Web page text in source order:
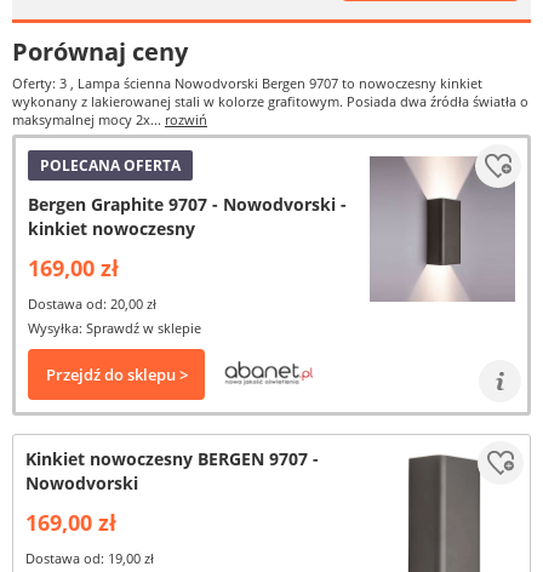
Porównaj ceny
Oferty: 3 , Lampa ścienna Nowodvorski Bergen 9707 to nowoczesny kinkiet
wykonany z lakierowanej stali w kolorze grafitowym. Posiada dwa źródła światła o
maksymalnej mocy 2x... rozwiń
POLECANA OFERTA
Bergen Graphite 9707 - Nowodvorski -
kinkiet nowoczesny
169,00 zł
Dostawa od: 20,00 zł
Wysyłka: Sprawdź w sklepie
Przejdź do sklepu >
Kinkiet nowoczesny BERGEN 9707 -
Nowodvorski
169,00 zł
Dostawa od: 19,00 zł